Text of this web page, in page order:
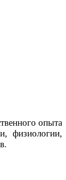
опыта
физиологии,